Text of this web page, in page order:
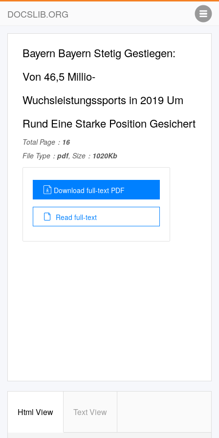
DOCSLIB.ORG
Bayern Bayern Stetig Gestiegen:
Von 46,5 Millio-
Wuchsleistungssports in 2019 Um
Rund Eine Starke Position­ Gesichert
Total Page： 16
File Type： pdf, Size： 1020Kb
Download full-text PDF
Read full-text
Html View Text View